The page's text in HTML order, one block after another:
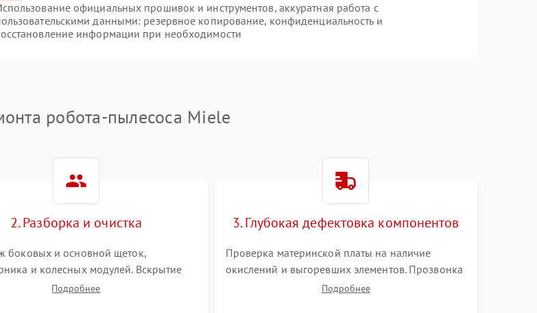
официальных прошивок и инструментов, аккуратная работа с
данными: резервное копирование, конфиденциальность и
информации при необходимости
робота-пылесоса Miele
2. Разборка и очистка
боковых и основной щеток,
и колесных модулей. Вскрытие
Тщательная очистка внутренних
Подробнее
3. Глубокая дефектовка компонентов
Проверка материнской платы на наличие
окислений и выгоревших элементов. Прозвонка
цепей питания, тестирование приводных
Подробнее